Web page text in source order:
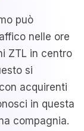
può
nelle ore
ZTL in centro
si
acquirenti
in questa
compagnia.